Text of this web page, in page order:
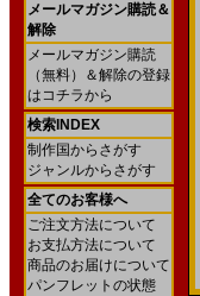
メールマガジン購読＆
解除
メールマガジン購読
（無料）＆解除の登録
はコチラから
検索INDEX
制作国からさがす
ジャンルからさがす
全てのお客様へ
ご注文方法について
お支払方法について
商品のお届けについて
パンフレットの状態